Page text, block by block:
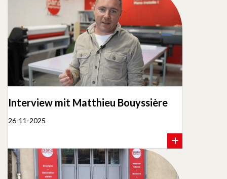
Interview mit Matthieu Bouyssière
26-11-2025